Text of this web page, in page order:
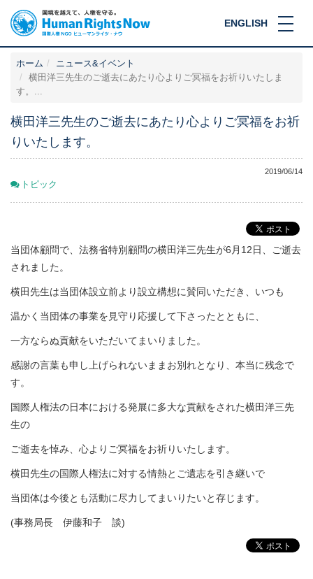
ENGLISH
ホーム
ニュース&イベント
横田洋三先生のご逝去にあたり心よりご冥福をお祈りいたしま
す。...
横田洋三先生のご逝去にあたり心よりご冥福をお祈
りいたします。
2019/06/14
トピック
当団体顧問で、法務省特別顧問の横田洋三先生が6月12日、ご逝去
されました。
横田先生は当団体設立前より設立構想に賛同いただき、いつも
温かく当団体の事業を見守り応援して下さったとともに、
一方ならぬ貢献をいただいてまいりました。
感謝の言葉も申し上げられないままお別れとなり、本当に残念で
す。
国際人権法の日本における発展に多大な貢献をされた横田洋三先
生の
ご逝去を悼み、心よりご冥福をお祈りいたします。
横田先生の国際人権法に対する情熱とご遺志を引き継いで
当団体は今後とも活動に尽力してまいりたいと存じます。
(事務局長 伊藤和子 談)